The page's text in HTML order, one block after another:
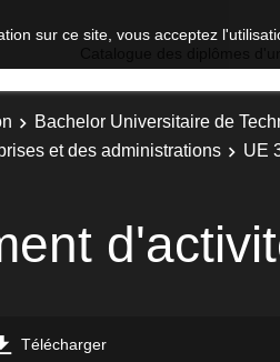
sur ce site, vous acceptez
Bachelor Universitaire de
et des administrations
UE
Télécharger